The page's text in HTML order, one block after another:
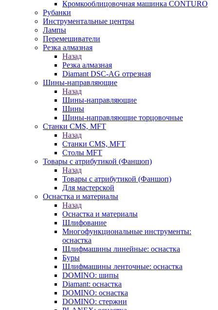
Кромкооблицовочная машинка CONTURO
Рубанки
Инструментальные центры
Лампы
Перемешиватели
Резка алмазная
Назад
Резка алмазная
Diamant DSC-AG отрезная
Шины-направляющие
Назад
Шины-направляющие
Шины
Шины-направляющие торцовочные
Станки CMS, MFT
Назад
Станки CMS, MFT
Столы MFT
Товары с атрибутикой (Фаншоп)
Назад
Товары с атрибутикой (Фаншоп)
Для мастерской
Оснастка и материалы
Назад
Оснастка и материалы
Шлифование
Многофункциональные инструменты:
оснастка
Шлифмашины линейные: оснастка
Буры
Шлифмашины ленточные: оснастка
DOMINO: шипы
Diamant: оснастка
DOMINO: оснастка
DOMINO: стержни